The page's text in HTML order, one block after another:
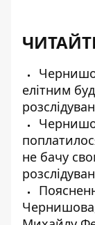
елітним
не бачу